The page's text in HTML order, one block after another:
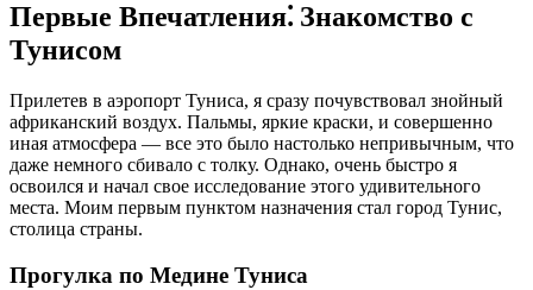
Первые Впечатления⁚ Знакомство с
Тунисом
Прилетев в аэропорт Туниса, я сразу почувствовал знойный
африканский воздух. Пальмы, яркие краски, и совершенно
иная атмосфера — все это было настолько непривычным, что
даже немного сбивало с толку. Однако, очень быстро я
освоился и начал свое исследование этого удивительного
места. Моим первым пунктом назначения стал город Тунис,
столица страны.
Прогулка по Медине Туниса